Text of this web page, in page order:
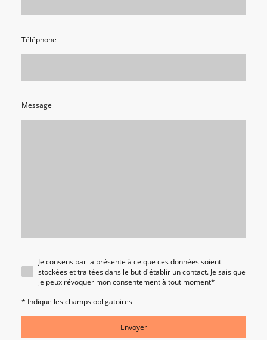
Téléphone
Message
Je consens par la présente à ce que ces données soient
stockées et traitées dans le but d'établir un contact. Je sais que
je peux révoquer mon consentement à tout moment*
* Indique les champs obligatoires
Envoyer